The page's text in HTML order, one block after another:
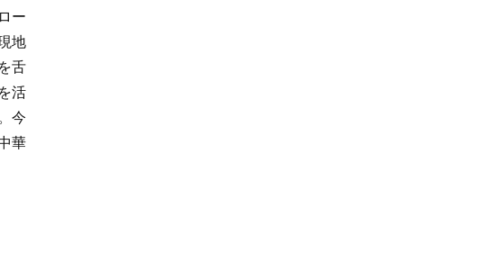
ー
地
舌
活
今
華